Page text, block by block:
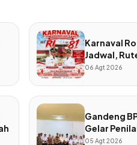
Karnaval
Jadwal,
06 Agt 2026
Gandeng
Gelar
Penjaminan
05 Agt 2026